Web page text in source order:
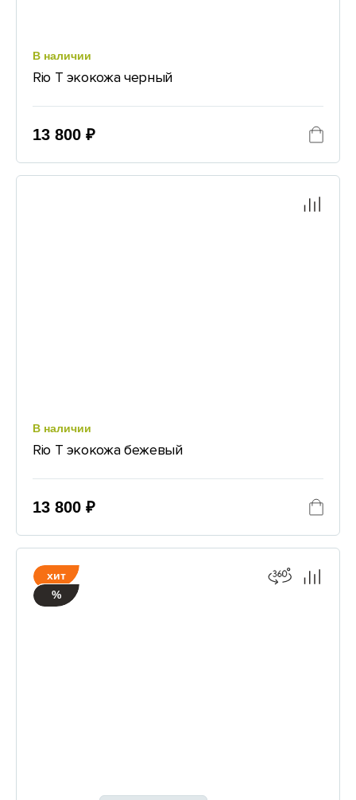
В наличии
Rio T экокожа черный
13 800 ₽
В наличии
Rio T экокожа бежевый
13 800 ₽
хит
%